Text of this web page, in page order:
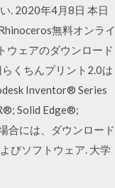
. 2020年4月8日 本日
無料オンライ
ウェアのダウンロード
くちんプリント2.0は
Inventor® Series
Solid Edge®;
合には、ダウンロード
びソフトウェア. 大学